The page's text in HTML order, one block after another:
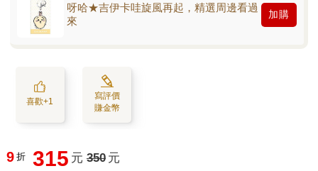
呀哈★吉伊卡哇旋風再起，精選周邊看過
來
加購
喜歡+1
寫評價
賺金幣
9 折 315 元 350 元